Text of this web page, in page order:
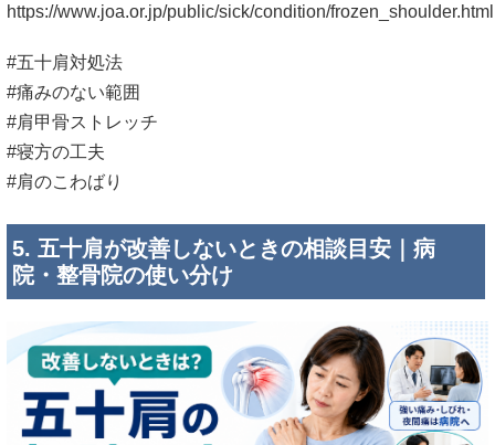
https://www.joa.or.jp/public/sick/condition/frozen_shoulder.html
#五十肩対処法
#痛みのない範囲
#肩甲骨ストレッチ
#寝方の工夫
#肩のこわばり
5. 五十肩が改善しないときの相談目安｜病
院・整骨院の使い分け